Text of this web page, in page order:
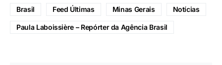
Brasil Feed Últimas Minas Gerais Notícias
Paula Laboissière – Repórter da Agência Brasil